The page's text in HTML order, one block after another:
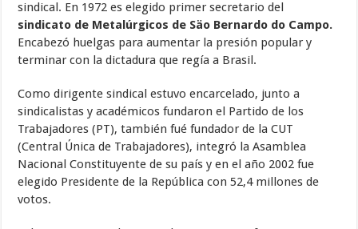
sindical. En 1972 es elegido primer secretario del
sindicato de Metalúrgicos de Säo Bernardo do Campo.
Encabezó huelgas para aumentar la presión popular y
terminar con la dictadura que regía a Brasil.
Como dirigente sindical estuvo encarcelado, junto a
sindicalistas y académicos fundaron el Partido de los
Trabajadores (PT), también fué fundador de la CUT
(Central Única de Trabajadores), integró la Asamblea
Nacional Constituyente de su país y en el año 2002 fue
elegido Presidente de la República con 52,4 millones de
votos.